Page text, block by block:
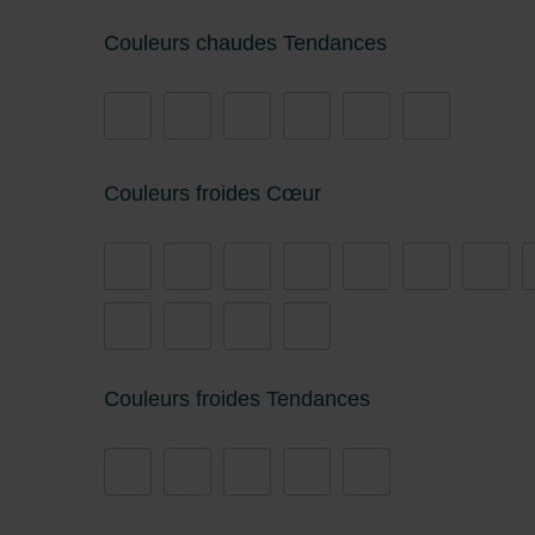
Zehnder Group Nederland bv:
Couleurs chaudes Tendances
Couleurs froides Cœur
Couleurs froides Tendances